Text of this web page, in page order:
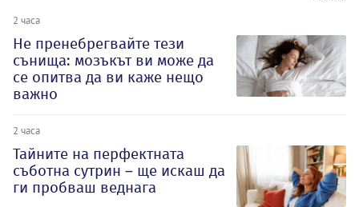
2 часа
Не пренебрегвайте тези
сънища: мозъкът ви може да
се опитва да ви каже нещо
важно
2 часа
Тайните на перфектната
съботна сутрин – ще искаш да
ги пробваш веднага